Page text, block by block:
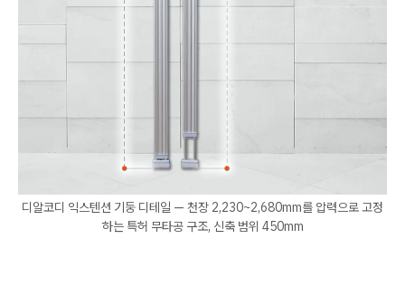
디알코디 익스텐션 기둥 디테일 — 천장 2,230~2,680mm를 압력으로 고정
하는 특허 무타공 구조, 신축 범위 450mm